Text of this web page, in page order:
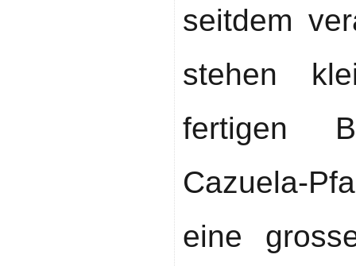
seitdem
stehen
fertigen
Cazuela-
eine